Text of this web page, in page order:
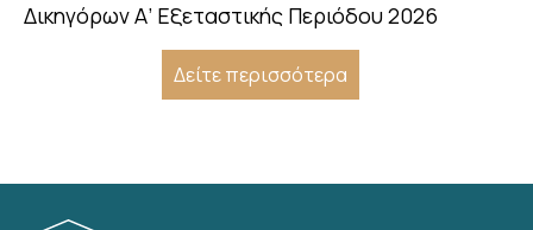
Δικηγόρων Α’ Εξεταστικής Περιόδου 2026
Δείτε περισσότερα